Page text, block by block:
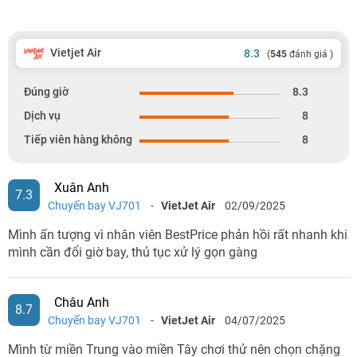
Vietjet Air 8.3 (545 đánh giá )
Đúng giờ
8.3
Dịch vụ
8
Tiếp viên hàng không
8
7.3 Xuân Anh
Chuyến bay VJ701 - VietJet Air 02/09/2025
Mình ấn tượng vì nhân viên BestPrice phản hồi rất nhanh khi
mình cần đổi giờ bay, thủ tục xử lý gọn gàng
8.7 Châu Anh
Chuyến bay VJ701 - VietJet Air 04/07/2025
Mình từ miền Trung vào miền Tây chơi thử nên chọn chặng